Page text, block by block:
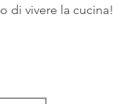
di vivere la cucina!